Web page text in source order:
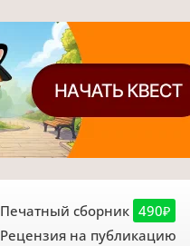
Печатный сборник 490₽
Рецензия на публикацию